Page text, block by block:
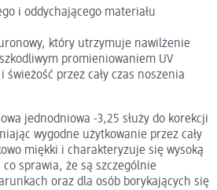
i oddychającego materiału
który utrzymuje nawilżenie
promieniowaniem UV
świeżość przez cały czas noszenia
jednodniowa -3,25 służy do korekcji
wygodne użytkowanie przez cały
miękki i charakteryzuje się wysoką
sprawia, że są szczególnie
oraz dla osób borykających się